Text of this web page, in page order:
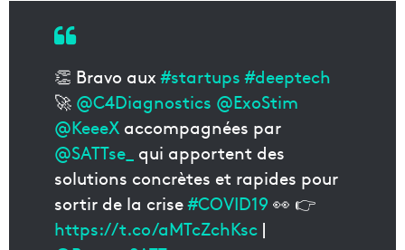
👏 Bravo aux#startups #deeptech
🚀 @C4Diagnostics @ExoStim
@KeeeX accompagnées par
@SATTse_ qui apportent des
solutions concrètes et rapides pour
sortir de la crise#COVID19 👀 👉
https://t.co/aMTcZchKsc |